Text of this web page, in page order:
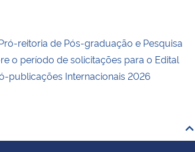
reitoria de Pós-graduação e Pesquisa
o período de solicitações para o Edital
publicações Internacionais 2026